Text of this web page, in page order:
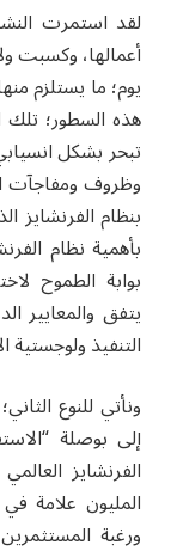
لقد استمرت
أعمالها، وكسبت
يوم؛ ما يستلزم
هذه السطور؛ تلك
تبحر بشكل
وظروف ومفاجآت
بنظام الفرنشايز
بأهمية نظام
بوابة الطموح
يتفق والمعايير
التنفيذ ولوجستية
ونأتي للنوع
إلى بوصلة
الفرنشايز
المليون علامة
ورغبة